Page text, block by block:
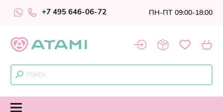
+7 495 646-06-72 ПН-ПТ 09:00-18:00